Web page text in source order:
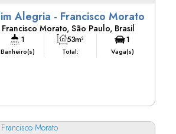
Casa no Jardim Alegria - Francisco Morato
Francisco Morato, São Paulo, Brasil
1
Banheiro(s) Total:
53m² 1
Vaga(s)